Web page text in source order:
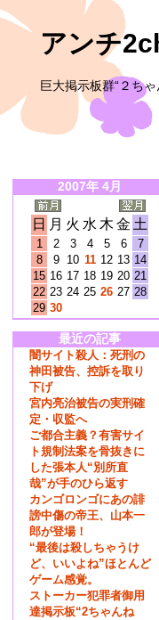
アンチ
巨大掲示板群“２ち
2007年 4月
日 月 火 水 木 金 土
1 2 3 4 5 6
7
8
9 10 11 12 13 14
15 16 17 18 19 20 21
22 23 24 25 26 27 28
29 30
最近の記事
闇サイト殺人：死刑の
神田被告、控訴を取り
下げ
宮内亮治被告の実刑確
定・収監へ
ご都合主義？有害サイ
ト規制法案を骨抜きに
した張本人“別所直
哉”が手のひら返す
カンゴロンゴにあの誹
謗中傷の帝王、山本一
郎が登場！
“最後は殺しちゃうけ
ど、いいよね”ほとんど
ゲーム感覚。
ストーカー犯罪者御用
達掲示板“2ちゃんね